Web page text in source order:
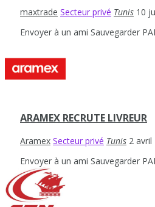
maxtrade Secteur privé Tunis 10
Envoyer à un ami Sauvegarder
ARAMEX RECRUTE LIVREUR
Aramex Secteur privé Tunis 2 avril
Envoyer à un ami Sauvegarder